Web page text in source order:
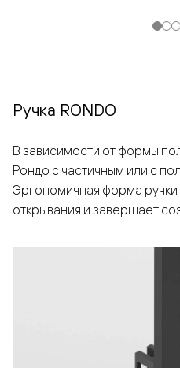
Ручка RONDO
В зависимости от формы
Рондо с частичным или с
Эргономичная форма
открывания и завершает